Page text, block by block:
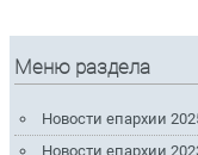
Меню раздела
Новости епархии
Новости епархии